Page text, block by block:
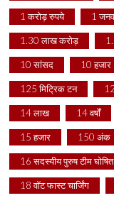
1 करोड़ रुपये 1
1.30 लाख करोड़
10 सांसद 10 हजार
125 मिट्रिक टन
14 लाख 14 वर्षों
15 हजार 150 अंक
16 सदस्यीय पुरुष टीम घोषित
18 वॉट फास्ट चार्जिंग